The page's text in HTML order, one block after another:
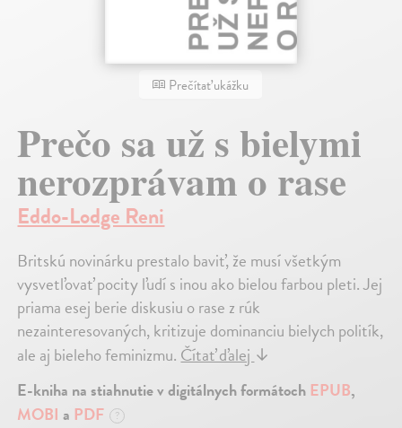
Prečítať ukážku
Prečo sa už s bielymi
nerozprávam o rase
Eddo-Lodge Reni
Britskú novinárku prestalo baviť, že musí všetkým
vysvetľovať pocity ľudí s inou ako bielou farbou pleti. Jej
priama esej berie diskusiu o rase z rúk
nezainteresovaných, kritizuje dominanciu bielych politík,
ale aj bieleho feminizmu.Čítať ďalej↓
E-kniha na stiahnutie v digitálnych formátoch EPUB,
MOBI a PDF ?